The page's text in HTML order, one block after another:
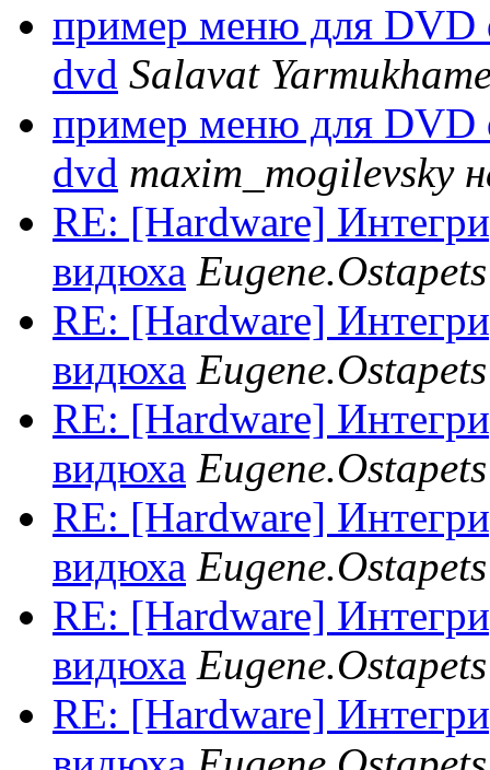
пример меню для DVD
dvd Salavat
пример меню для DVD
dvd maxim_mogilevsky
RE: [Hardware]
видюха
RE: [Hardware]
видюха
RE: [Hardware]
видюха
RE: [Hardware]
видюха
RE: [Hardware]
видюха
RE: [Hardware]